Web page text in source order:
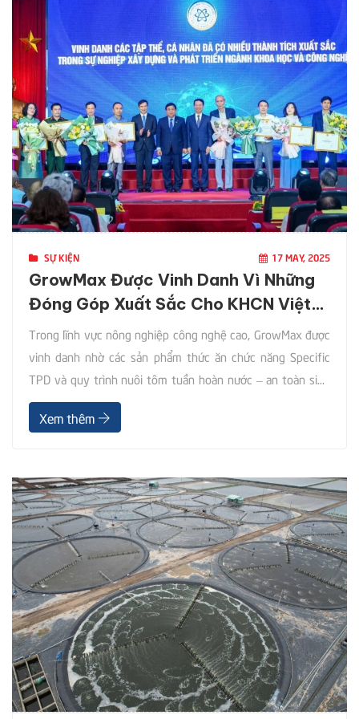
SỰ KIỆN 17 MAY, 2025
GrowMax Được Vinh Danh Vì Những
Đóng Góp Xuất Sắc Cho KHCN Việt
Nam
Trong lĩnh vực nông nghiệp công nghệ cao, GrowMax được
vinh danh nhờ các sản phẩm thức ăn chức năng Specific
TPD và quy trình nuôi tôm tuần hoàn nước – an toàn sinh
học. Chiều 16/5, Bộ Khoa học và Công nghệ tổ chức
Chương trình “Ngày hội Khoa học và Công nghệ Việt
Xem thêm